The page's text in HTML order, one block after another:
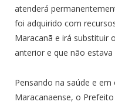
atenderá
foi adquirido com
Maracanã e irá substituir
anterior e que não
Pensando na saúde e
Maracanaense, o